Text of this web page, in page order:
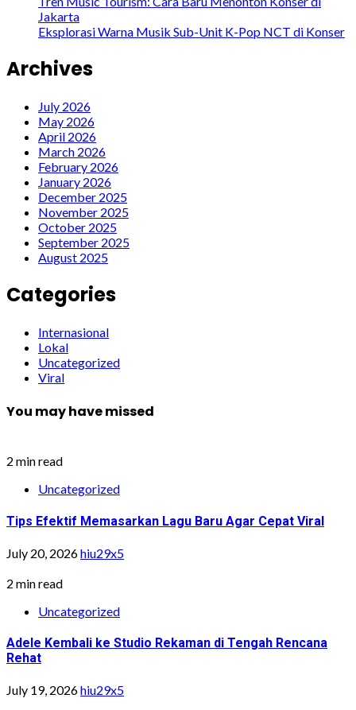
Jakarta
Eksplorasi Warna Musik Sub-Unit K-Pop NCT di Konser
Archives
July 2026
May 2026
April 2026
March 2026
February 2026
January 2026
December 2025
November 2025
October 2025
September 2025
August 2025
Categories
Internasional
Lokal
Uncategorized
Viral
You may have missed
2 min read
Uncategorized
Tips Efektif Memasarkan Lagu Baru Agar Cepat Viral
July 20, 2026hiu29x5
2 min read
Uncategorized
Adele Kembali ke Studio Rekaman di Tengah Rencana
Rehat
July 19, 2026hiu29x5